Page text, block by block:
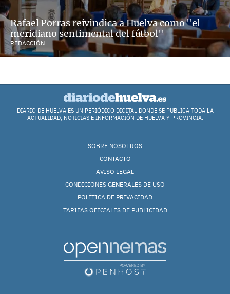
Rafael Porras reivindica a Huelva como "el
meridiano sentimental del fútbol"
REDACCIÓN
DIARIO DE HUELVA ES UN PERIÓDICO DIGITAL DONDE SE PUBLICA TODA LA
ACTUALIDAD, NOTICIAS E INFORMACIÓN DE HUELVA Y PROVINCIA.
SOBRE NOSOTROS
CONTACTO
AVISO LEGAL
CONDICIONES GENERALES DE USO
POLÍTICA DE PRIVACIDAD
TARIFAS OFICIALES DE PUBLICIDAD